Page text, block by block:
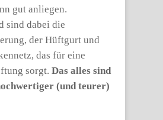
gut anliegen.
sind dabei die
der Hüftgurt und
das für eine
sorgt. Das alles sind
(und teurer)